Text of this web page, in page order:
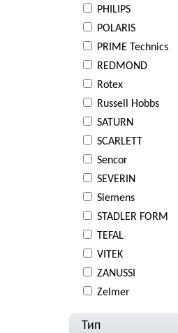
PHILIPS
POLARIS
PRIME Technics
REDMOND
Rotex
Russell Hobbs
SATURN
SCARLETT
Sencor
SEVERIN
Siemens
STADLER FORM
TEFAL
VITEK
ZANUSSI
Zelmer
Тип